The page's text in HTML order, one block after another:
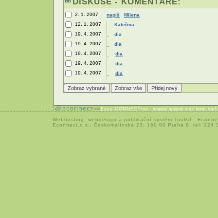
2. 1. 2007 napiš
Milena
12. 1. 2007
Kateřina
19. 4. 2007
dia
19. 4. 2007
dia
19. 4. 2007
dia
19. 4. 2007
dia
19. 4. 2007
dia
Easy CONNECTion - snadné spojení mezi lidmi,
Webhosting webdesign a publikační systém Toolkit -
Econnect,o.s.; Českomalínská 23; 160 00 Praha 6; tel: 224